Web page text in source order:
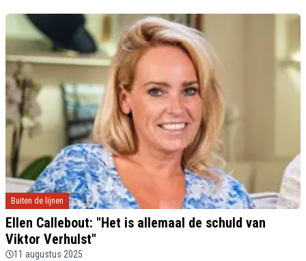
Buiten de lijnen
Ellen Callebout: "Het is allemaal de schuld van
Viktor Verhulst"
11 augustus 2025